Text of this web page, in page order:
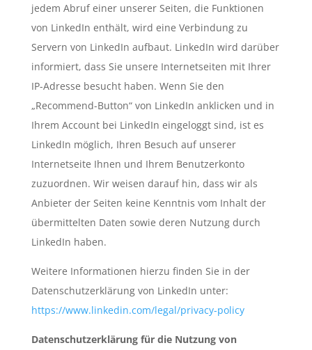
jedem Abruf einer unserer Seiten, die Funktionen
von LinkedIn enthält, wird eine Verbindung zu
Servern von LinkedIn aufbaut. LinkedIn wird darüber
informiert, dass Sie unsere Internetseiten mit Ihrer
IP-Adresse besucht haben. Wenn Sie den
„Recommend-Button“ von LinkedIn anklicken und in
Ihrem Account bei LinkedIn eingeloggt sind, ist es
LinkedIn möglich, Ihren Besuch auf unserer
Internetseite Ihnen und Ihrem Benutzerkonto
zuzuordnen. Wir weisen darauf hin, dass wir als
Anbieter der Seiten keine Kenntnis vom Inhalt der
übermittelten Daten sowie deren Nutzung durch
LinkedIn haben.
Weitere Informationen hierzu finden Sie in der
Datenschutzerklärung von LinkedIn unter:
https://www.linkedin.com/legal/privacy-policy
Datenschutzerklärung für die Nutzung von